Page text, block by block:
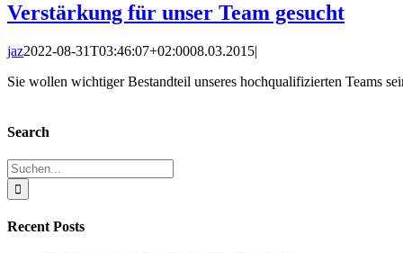
Verstärkung für unser Team gesucht
jaz2022-08-31T03:46:07+02:0008.03.2015|
Sie wollen wichtiger Bestandteil unseres hochqualifizierten Teams
Search
Suche
nach:
Recent Posts